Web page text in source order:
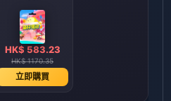
HK$ 583.23
HK$ 1170.35
立即購買